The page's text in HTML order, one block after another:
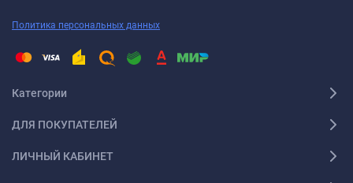
Политика персональных данных
Категории
ДЛЯ ПОКУПАТЕЛЕЙ
ЛИЧНЫЙ КАБИНЕТ